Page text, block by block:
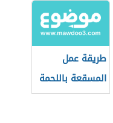
طريقة عمل
المسقعة باللحمة
المفرومة